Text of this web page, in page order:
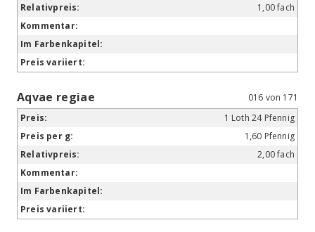
1,00 fach
Aqvae regiae
016 von 171
1 Loth 24 Pfennig
1,60 Pfennig
2,00 fach